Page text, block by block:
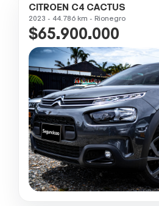
CITROEN C4 CACTUS
2023 - 44.786 km - Rionegro
$65.900.000